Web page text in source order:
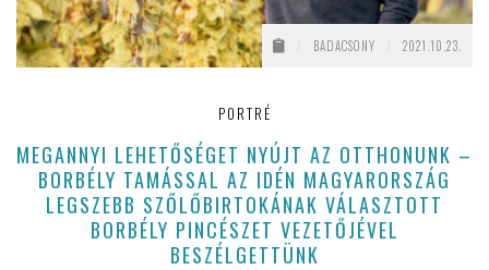
BADACSONY 2021.10.23.
PORTRÉ
MEGANNYI LEHETŐSÉGET NYÚJT AZ OTTHONUNK –
BORBÉLY TAMÁSSAL AZ IDÉN MAGYARORSZÁG
LEGSZEBB SZŐLŐBIRTOKÁNAK VÁLASZTOTT
BORBÉLY PINCÉSZET VEZETŐJÉVEL
BESZÉLGETTÜNK